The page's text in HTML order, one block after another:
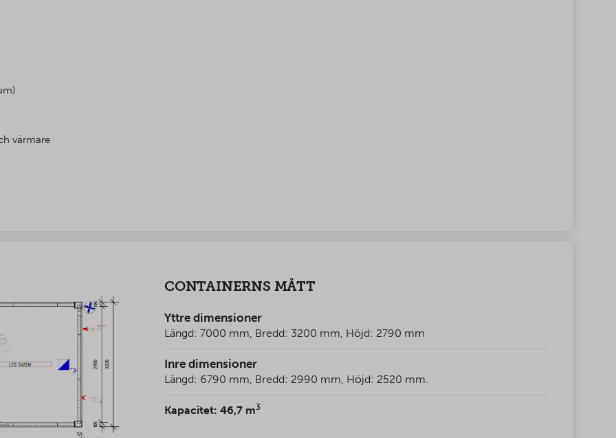
värmare
CONTAINERNS MÅTT
Yttre dimensioner
Längd: 7000 mm, Bredd: 3200 mm, Höjd: 2790 mm
Inre dimensioner
Längd: 6790 mm, Bredd: 2990 mm, Höjd: 2520 mm.
Kapacitet: 46,7 m3